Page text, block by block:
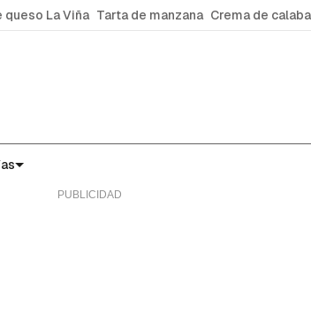
queso La Viña Tarta de manzana Crema de